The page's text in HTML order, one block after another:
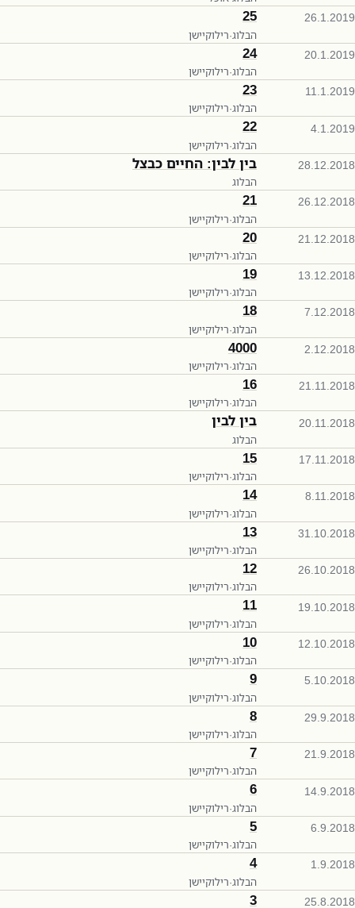
26.1.2019
25
הבלוג·רילוקיישן
20.1.2019
24
הבלוג·רילוקיישן
11.1.2019
23
הבלוג·רילוקיישן
4.1.2019
22
הבלוג·רילוקיישן
28.12.2018 בין לבין: החיים כבצל
הבלוג
26.12.2018
21
הבלוג·רילוקיישן
21.12.2018
20
הבלוג·רילוקיישן
13.12.2018
19
הבלוג·רילוקיישן
7.12.2018
18
הבלוג·רילוקיישן
2.12.2018
4000
הבלוג·רילוקיישן
21.11.2018
16
הבלוג·רילוקיישן
20.11.2018 בין לבין
הבלוג
17.11.2018
15
הבלוג·רילוקיישן
8.11.2018
14
הבלוג·רילוקיישן
31.10.2018
13
הבלוג·רילוקיישן
26.10.2018
12
הבלוג·רילוקיישן
19.10.2018
11
הבלוג·רילוקיישן
12.10.2018
10
הבלוג·רילוקיישן
5.10.2018
9
הבלוג·רילוקיישן
29.9.2018
8
הבלוג·רילוקיישן
21.9.2018
7
הבלוג·רילוקיישן
14.9.2018
6
הבלוג·רילוקיישן
6.9.2018
5
הבלוג·רילוקיישן
1.9.2018
4
הבלוג·רילוקיישן
25.8.2018
3